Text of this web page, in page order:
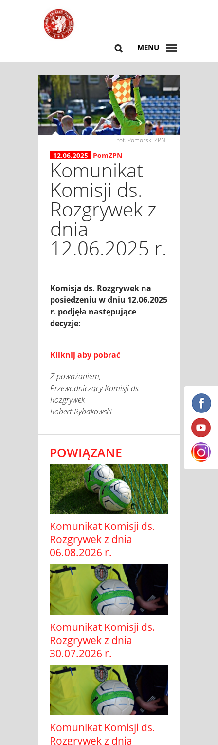
MENU
fot. Pomorski ZPN
12.06.2025 PomZPN
Komunikat
Komisji ds.
Rozgrywek z
dnia
12.06.2025 r.
Komisja ds. Rozgrywek na
posiedzeniu w dniu 12.06.2025
r. podjęła następujące
decyzje:
Kliknij aby pobrać
Z poważaniem,
Przewodniczący Komisji ds.
Rozgrywek
Robert Rybakowski
POWIĄZANE
Komunikat Komisji ds.
Rozgrywek z dnia
06.08.2026 r.
Komunikat Komisji ds.
Rozgrywek z dnia
30.07.2026 r.
Komunikat Komisji ds.
Rozgrywek z dnia